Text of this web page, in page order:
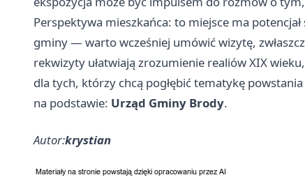
Perspektywa mieszkańca: to miejsce ma
gminy — warto wcześniej umówić wizytę,
rekwizyty ułatwiają zrozumienie realiów XIX
dla tych, którzy chcą pogłębić tematykę
na podstawie: Urząd Gminy Brody.
Autor:krystian